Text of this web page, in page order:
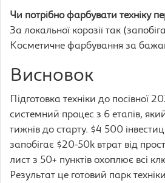
Чи потрібно фарбувати техніку
За локальної корозії так
Косметичне фарбування за
Висновок
Підготовка техніки до посівної
системний процес з 6 етапів,
тижнів до старту. $4 500
запобігає $20-50k втрат від
лист з 50+ пунктів охоплює всі
Результат це готовий парк